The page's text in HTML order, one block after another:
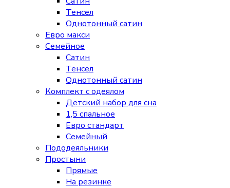
Тенсел
Однотонный сатин
Евро макси
Семейное
Сатин
Тенсел
Однотонный сатин
Комплект с одеялом
Детский набор для сна
1,5 спальное
Евро стандарт
Семейный
Пододеяльники
Простыни
Прямые
На резинке